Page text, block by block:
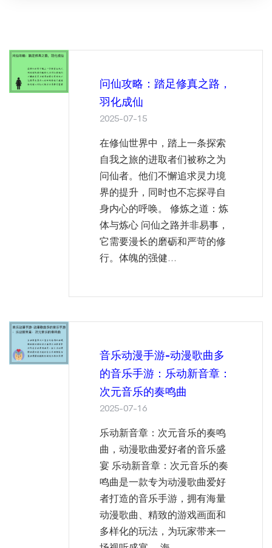
问仙攻略：踏足修真之路，
羽化成仙
2025-07-15
在修仙世界中，踏上一条探索
自我之旅的进取者们被称之为
问仙者。他们不懈追求灵力境
界的提升，同时也不忘探寻自
身内心的呼唤。 修炼之道：炼
体与炼心 问仙之路并非易事，
它需要漫长的磨砺和严苛的修
行。体魄的强健...
音乐动漫手游-动漫歌曲多
的音乐手游：乐动新音章：
次元音乐的奏鸣曲
2025-07-16
乐动新音章：次元音乐的奏鸣
曲，动漫歌曲爱好者的音乐盛
宴 乐动新音章：次元音乐的奏
鸣曲是一款专为动漫歌曲爱好
者打造的音乐手游，拥有海量
动漫歌曲、精致的游戏画面和
多样化的玩法，为玩家带来一